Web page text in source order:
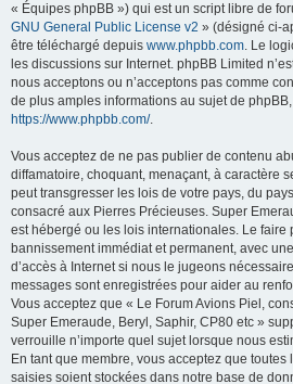
« Équipes phpBB ») qui est un script libre de
GNU General Public License v2 » (désigné ci-
être téléchargé depuis www.phpbb.com. Le
les discussions sur Internet. phpBB Limited
nous acceptons ou n’acceptons pas comme
de plus amples informations au sujet de
https://www.phpbb.com/.
Vous acceptez de ne pas publier de contenu
diffamatoire, choquant, menaçant, à caractère
peut transgresser les lois de votre pays, du
consacré aux Pierres Précieuses. Super
est hébergé ou les lois internationales. Le faire
bannissement immédiat et permanent, avec
d’accès à Internet si nous le jugeons
messages sont enregistrées pour aider au
Vous acceptez que « Le Forum Avions Piel,
Super Emeraude, Beryl, Saphir, CP80 etc »
verrouille n’importe quel sujet lorsque nous
En tant que membre, vous acceptez que
saisies soient stockées dans notre base de